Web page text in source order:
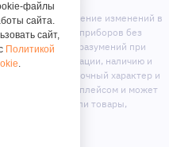
право на внесение изменений в
комплектацию приборов без
избежание недоразумений при
о комплектации, наличию и
носит справочный характер и
маркет-плейсом и может
продавцов или товары,
магазина.
файлы
сайта.
сайт,
Политикой
.